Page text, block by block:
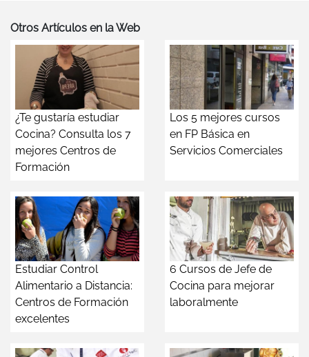
Otros Artículos en la Web
¿Te gustaría estudiar
Cocina? Consulta los 7
mejores Centros de
Formación
Los 5 mejores cursos
en FP Básica en
Servicios Comerciales
Estudiar Control
Alimentario a Distancia:
Centros de Formación
excelentes
6 Cursos de Jefe de
Cocina para mejorar
laboralmente